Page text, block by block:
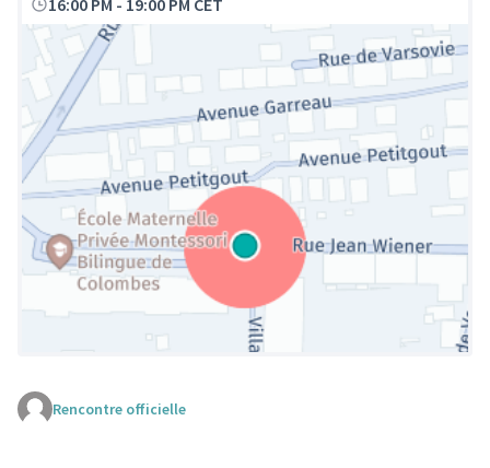
16:00 PM - 19:00 PM CET
Rencontre officielle